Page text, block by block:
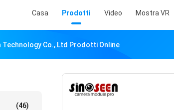
Casa Prodotti Video Mostra VR
Technology Co., Ltd Prodotti Online
(46)